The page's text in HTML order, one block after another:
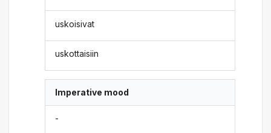
uskoisivat
uskottaisiin
Imperative mood
-